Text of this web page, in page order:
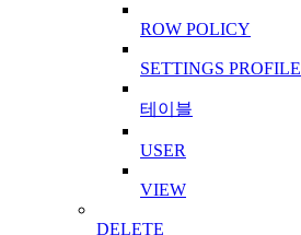
ROW POLICY
SETTINGS PROFILE
테이블
USER
VIEW
DELETE